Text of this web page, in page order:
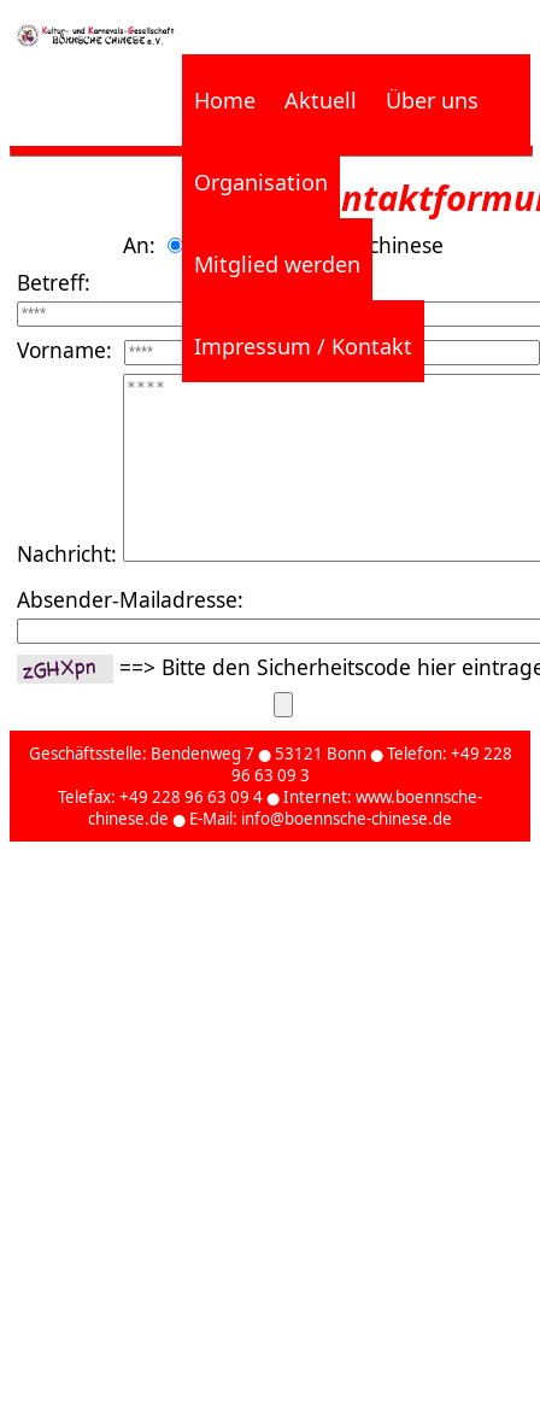
Home Aktuell Über uns
Organisation
Mitglied werden
Impressum / Kontakt
An:
info(a)boennsche chinese
Betreff:
Vorname:
Nachricht:
Absender-Mailadresse:
==> Bitte den Sicherheitscode hier
Geschäftsstelle: Bendenweg 7 ● 53121 Bonn ● Telefon: +49 228
96 63 09 3
Telefax: +49 228 96 63 09 4 ● Internet: www.boennsche-
chinese.de ● E-Mail: info@boennsche-chinese.de